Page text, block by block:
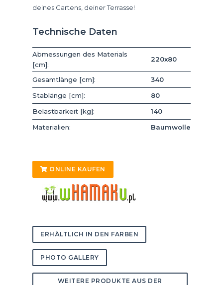
deines Gartens, deiner Terrasse!
Technische Daten
Abmessungen des Materials
[cm]:
220x80
Gesamtlänge [cm]:
340
Stablänge [cm]:
80
Belastbarkeit [kg]:
140
Materialien:
Baumwolle
ONLINE KAUFEN
ERHÄLTLICH IN DEN FARBEN
PHOTO GALLERY
WEITERE PRODUKTE AUS DER